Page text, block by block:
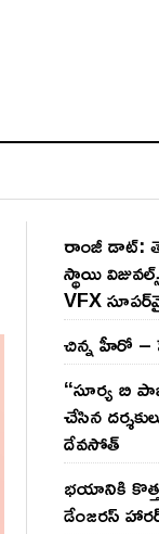
రాంజీ డాట్:
స్థాయి
VFX
చిన్న హీరో
“సూర్య బి
చేసిన‌
దేవసోత్
భయానికి
డేంజరస్ హారర్